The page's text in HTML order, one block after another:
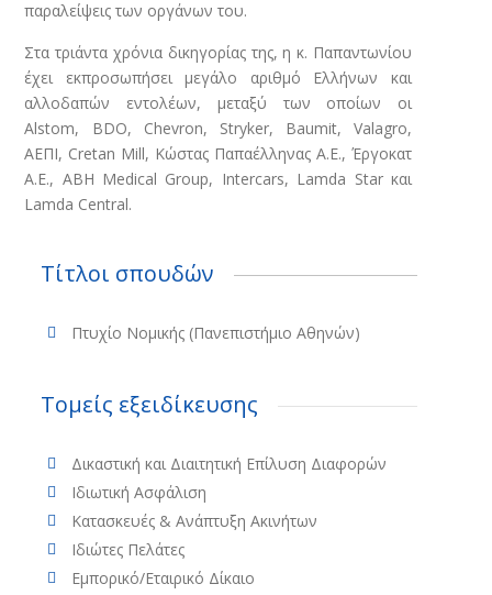
παραλείψεις των οργάνων του.
Στα τριάντα χρόνια δικηγορίας της, η κ. Παπαντωνίου
έχει εκπροσωπήσει μεγάλο αριθμό Ελλήνων και
αλλοδαπών εντολέων, μεταξύ των οποίων οι
Alstom, BDO, Chevron, Stryker, Baumit, Valagro,
ΑΕΠΙ, Cretan Mill, Κώστας Παπαέλληνας Α.Ε., Έργοκατ
Α.Ε., ABH Medical Group, Intercars, Lamda Star και
Lamda Central.
Τίτλοι σπουδών
Πτυχίο Νομικής (Πανεπιστήμιο Αθηνών)
Τομείς εξειδίκευσης
Δικαστική και Διαιτητική Επίλυση Διαφορών
Ιδιωτική Ασφάλιση
Κατασκευές & Ανάπτυξη Ακινήτων
Ιδιώτες Πελάτες
Εμπορικό/Εταιρικό Δίκαιο